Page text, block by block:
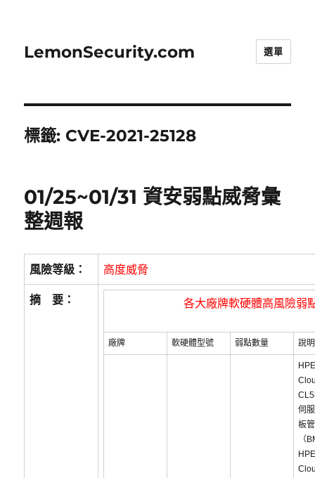
LemonSecurity.com 選單
標籤: CVE-2021-25128
01/25~01/31 資安弱點威脅彙
整週報
風險等級： 高度威脅
摘 要： 各大廠牌軟硬體高風險弱
廠牌 軟硬體型號 弱點數量 說明
HPE
伺
板
（
HPE